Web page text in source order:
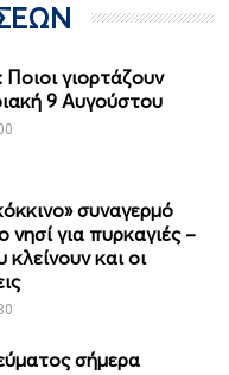
Ποιοι γιορτάζουν
9 Αυγούστου
συναγερμό
νησί για πυρκαγιές –
και οι
σήμερα